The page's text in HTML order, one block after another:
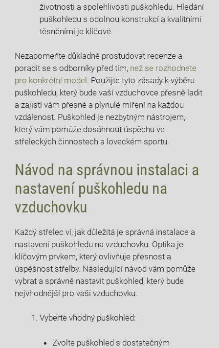
životnosti a spolehlivosti puškohledu. Hledání
puškohledu s odolnou konstrukcí a kvalitními
těsněními je klíčové.
Nezapomeňte důkladně prostudovat recenze a
poradit se s odborníky před tím, než se rozhodnete
pro konkrétní model . Použijte tyto zásady k výběru
puškohledu, který bude vaší vzduchovce přesně ladit
a zajistí vám přesné a plynulé míření na každou
vzdálenost. Puškohled je nezbytným nástrojem,
který vám pomůže dosáhnout úspěchu ve
střeleckých činnostech a loveckém sportu.
Návod na správnou instalaci a
nastavení puškohledu na
vzduchovku
Každý střelec ví, jak důležitá je správná instalace a
nastavení puškohledu na vzduchovku. Optika je
klíčovým prvkem, který ovlivňuje přesnost a
úspěšnost střelby. Následující návod vám pomůže
vybrat a správně nastavit puškohled, který bude
nejvhodnější pro vaši vzduchovku.
Vyberte vhodný puškohled:
Zvolte puškohled s dostatečným